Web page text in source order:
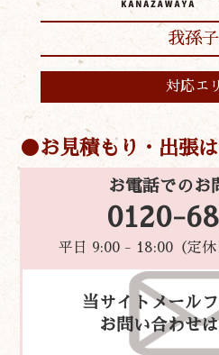
我孫
対応エ
お見積もり・出張は
お電話でのお
0120-
平日 9:00 - 18:00（定休
当サイトメール
お問い合わせ